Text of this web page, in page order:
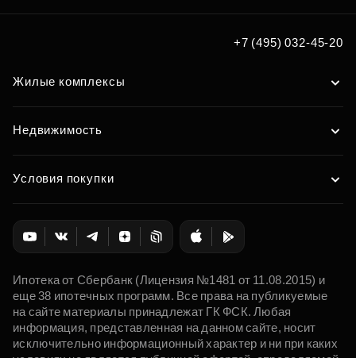
+7 (495) 032-45-20
Жилые комплексы
Недвижимость
Условия покупки
Ипотека от Сбербанк (Лицензия №1481 от 11.08.2015) и
еще 38 ипотечных программ. Все права на публикуемые
на сайте материалы принадлежат ГК ФСК. Любая
информация, представленная на данном сайте, носит
исключительно информационный характер и ни при каких